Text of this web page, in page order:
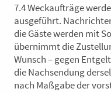
7.4 Weckaufträge
ausgeführt.
die Gäste werden mit
übernimmt die
Wunsch – gegen Entgelt
die Nachsendung
nach Maßgabe der